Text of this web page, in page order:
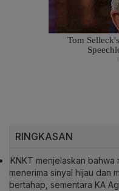
RINGKASAN
KNKT menjelaskan bahwa
menerima sinyal hijau dan
bertahap, sementara KA